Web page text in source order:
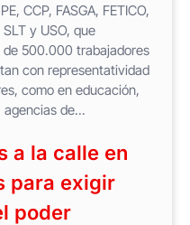
CCP, FASGA, FETICO,
SLT y USO, que
de 500.000 trabajadores
con representatividad
como en educación,
de...
a la calle en
para exigir
poder